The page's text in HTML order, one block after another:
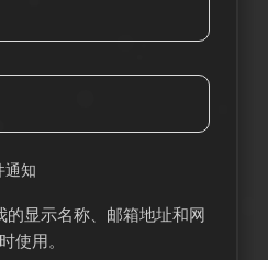
通知
的显示名称、邮箱地址和网
使用。